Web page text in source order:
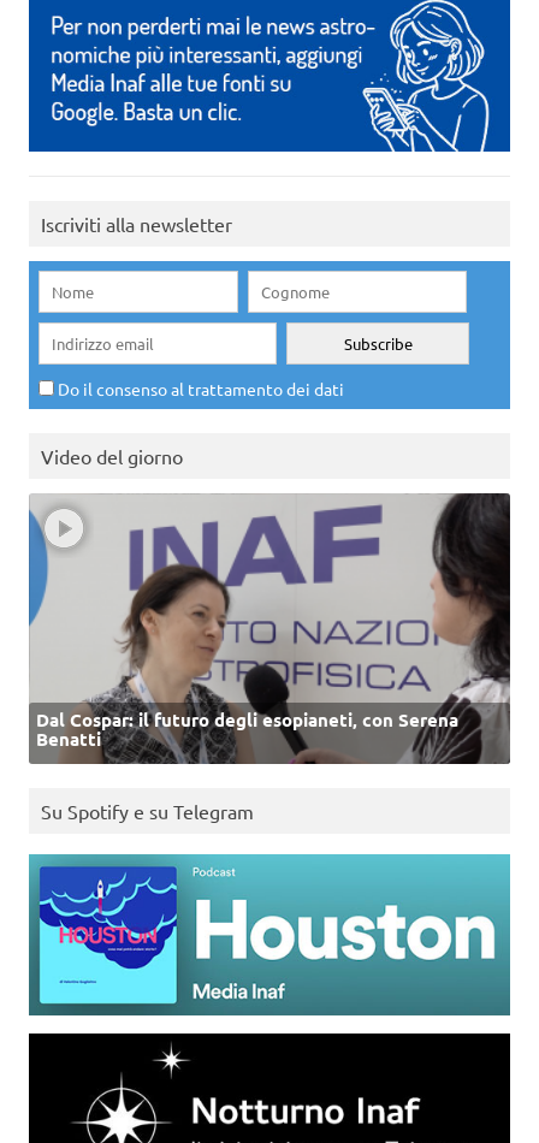
Iscriviti alla newsletter
Do il consenso al trattamento dei dati
Video del giorno
Dal Cospar: il futuro degli esopianeti, con Serena
Benatti
Su Spotify e su Telegram